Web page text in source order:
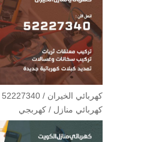
كهربائي منازل / كهربجي